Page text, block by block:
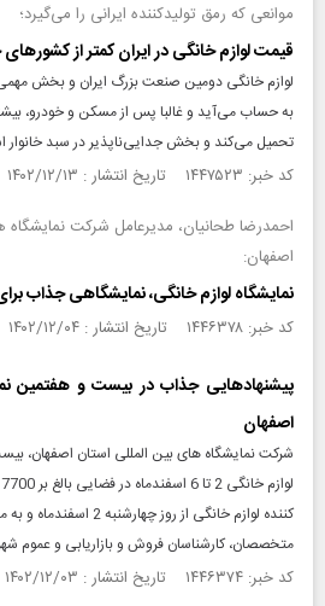
موانعی که رمق تولیدکننده ایرانی را می‌گیرد؛
قیمت لوازم خانگی در ایران کمتر از
لوازم خانگی دومین صنعت بزرگ ایران و بخش مهمی
به حساب می‌آید و غالبا پس از مسکن و خودرو،
تحمیل می‌کند و بخش جدایی‌ناپذیر در سبد
کد خبر: ۱۴۴۷۵۲۳ تاریخ انتشار : ۱۴۰۲/۱۲/۱۳
احمدرضا طحانیان، مدیرعامل شرکت نمایشگاه
اصفهان:
نمایشگاه لوازم خانگی، نمایشگاهی جذاب
کد خبر: ۱۴۴۶۳۷۸ تاریخ انتشار : ۱۴۰۲/۱۲/۰۴
پیشنهادهایی جذاب در بیست و هفتمین
اصفهان
شرکت نمایشگاه های بین المللی استان اصفهان،
متخصصان، کارشناسان فروش و بازاریابی و عموم
کد خبر: ۱۴۴۶۳۷۴ تاریخ انتشار : ۱۴۰۲/۱۲/۰۳